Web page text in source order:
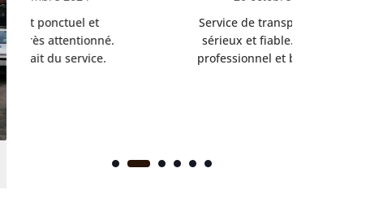
Service de transport médical
sérieux et fiable. Chauffeur
professionnel et bienveillant.